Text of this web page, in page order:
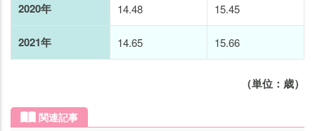
2020年 14.48 15.45
2021年 14.65 15.66
（単位：歳）
関連記事